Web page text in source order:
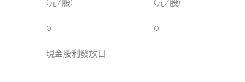
(元/股)
(元/股)
0 0
現金股利發放日